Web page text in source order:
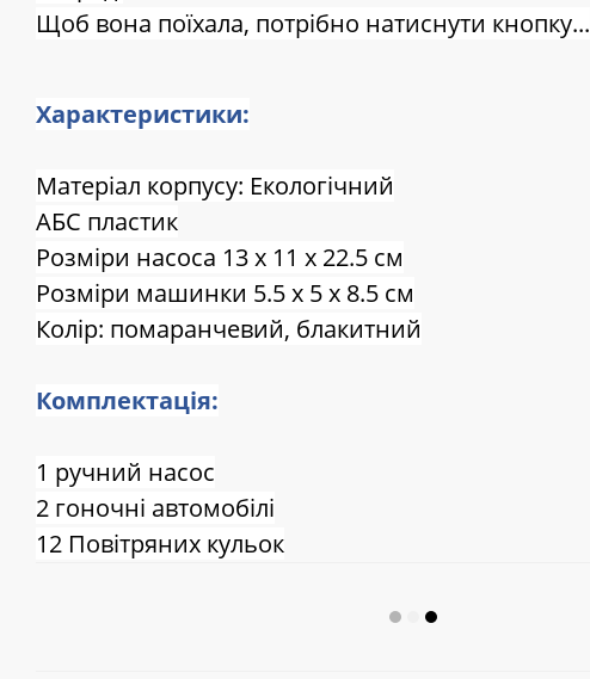
Щоб вона поїхала, потрібно натиснути кнопку...
Характеристики:
Матеріал корпусу: Екологічний
АБС пластик
Розміри насоса 13 х 11 х 22.5 см
Розміри машинки 5.5 х 5 х 8.5 см
Колір: помаранчевий, блакитний
Комплектація:
1 ручний насос
2 гоночні автомобілі
12 Повітряних кульок